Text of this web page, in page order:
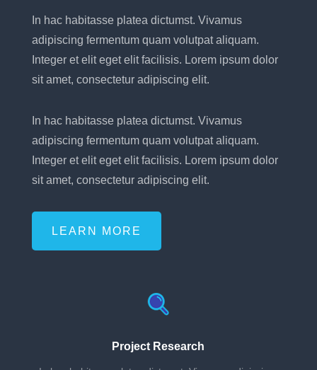
In hac habitasse platea dictumst. Vivamus
adipiscing fermentum quam volutpat aliquam.
Integer et elit eget elit facilisis. Lorem ipsum dolor
sit amet, consectetur adipiscing elit.
In hac habitasse platea dictumst. Vivamus
adipiscing fermentum quam volutpat aliquam.
Integer et elit eget elit facilisis. Lorem ipsum dolor
sit amet, consectetur adipiscing elit.
LEARN MORE
Project Research